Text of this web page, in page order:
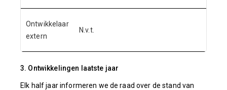
Ontwikkelaar
extern
N.v.t.
3. Ontwikkelingen laatste jaar
Elk half jaar informeren we de raad over de stand van